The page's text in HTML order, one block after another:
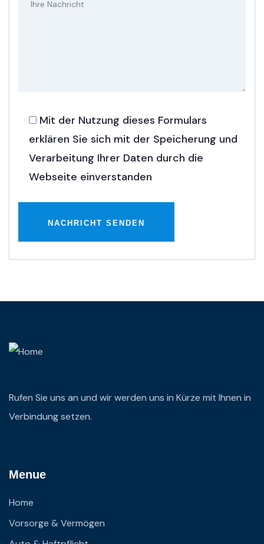
Mit der Nutzung dieses Formulars
erklären Sie sich mit der Speicherung und
Verarbeitung Ihrer Daten durch die
Webseite einverstanden
Rufen Sie uns an und wir werden uns in Kürze mit Ihnen in
Verbindung setzen.
Menue
Home
Vorsorge & Vermögen